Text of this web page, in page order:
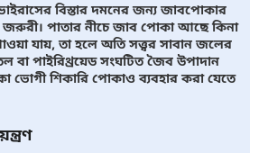
বিস্তার দমনের জন্য জাবপোকার
জরুরী। পাতার নীচে জাব পোকা আছে কিনা
যায়, তা হলে অতি সত্ত্বর সাবান জলের
বা পাইরিথ্রয়েড সংঘটিত জৈব উপাদান
ভোগী শিকারি পোকাও ব্যবহার করা যেতে